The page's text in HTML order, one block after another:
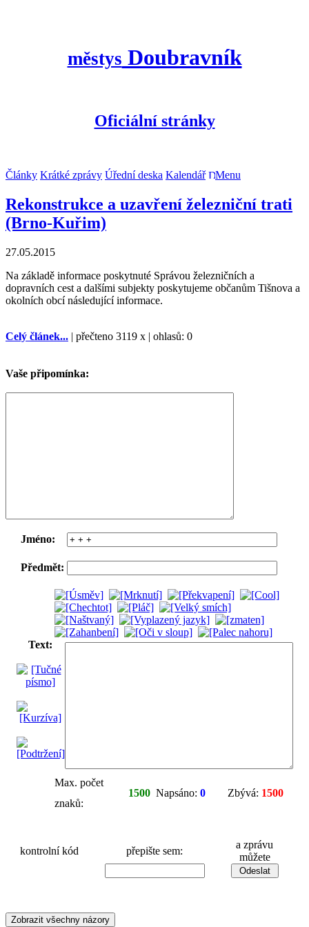
městys Doubravník
Oficiální stránky
Články Krátké zprávy Úřední deska Kalendář Menu
Rekonstrukce a uzavření železniční trati
(Brno-Kuřim)
27.05.2015
Na základě informace poskytnuté Správou železničních a
dopravních cest a dalšími subjekty poskytujeme občanům Tišnova a
okolních obcí následující informace.
Celý článek... | přečteno 3119 x | ohlasů: 0
Vaše připomínka:
Jméno:
Předmět:
Text:
Max. počet
znaků:
1500 Napsáno: 0 Zbývá: 1500
kontrolní kód přepište sem:
a zprávu
můžete